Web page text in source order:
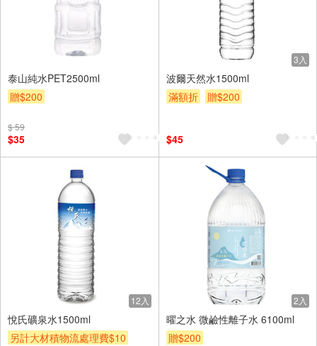
泰山純水PET2500ml
贈$200
$ 59
$35
3入
波爾天然水1500ml
滿額折
贈$200
$45
12入
悅氏礦泉水1500ml
另計大材積物流處理費$10
2入
曜之水 微鹼性離子水 6100ml
贈$200